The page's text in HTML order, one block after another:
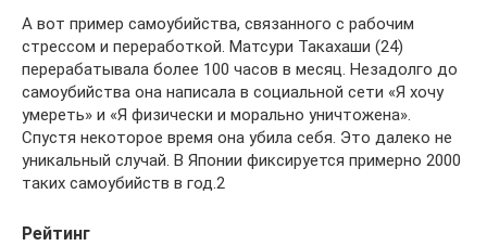
А вот пример самоубийства, связанного с рабочим
стрессом и переработкой. Матсури Такахаши (24)
перерабатывала более 100 часов в месяц. Незадолго до
самоубийства она написала в социальной сети «Я хочу
умереть» и «Я физически и морально уничтожена».
Спустя некоторое время она убила себя. Это далеко не
уникальный случай. В Японии фиксируется примерно 2000
таких самоубийств в год.2
Рейтинг